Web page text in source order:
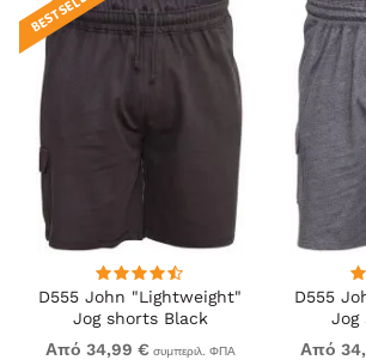
D555 John "Lightweight"
Jog shorts Black
Από 34,99 € συμπεριλ. ΦΠΑ
D555
Jog
Από